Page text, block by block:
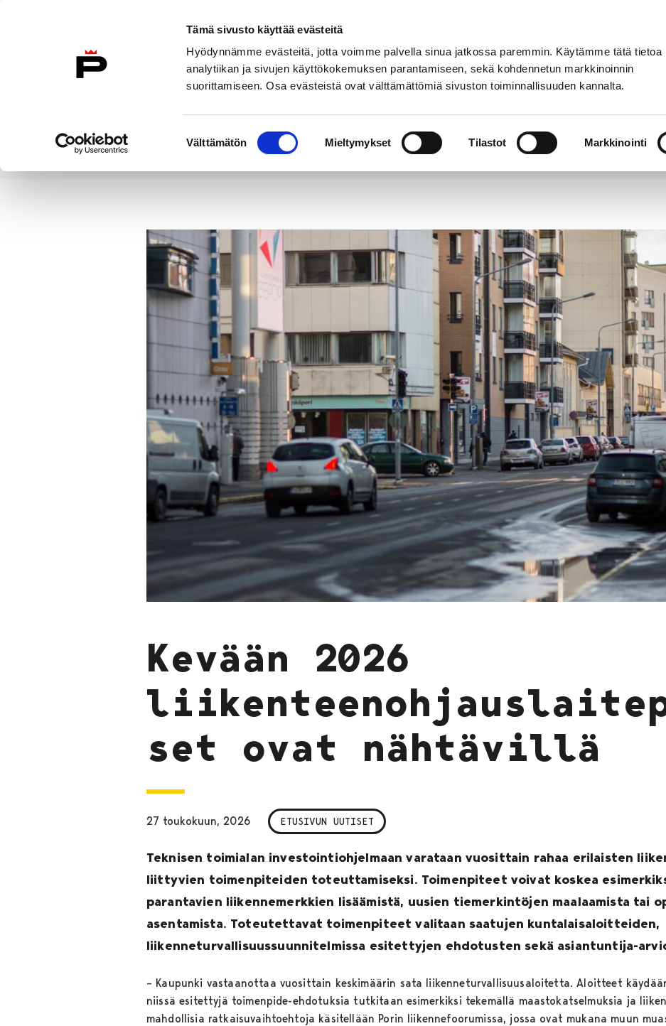
Tämä sivusto käyttää evästeitä
Hyödynnämme evästeitä, jotta voimme palvella sinua jatkossa paremmin. Käytämme tätä tietoa
analytiikan ja sivujen käyttökokemuksen parantamiseen, sekä kohdennetun markkinoinnin
suorittamiseen. Osa evästeistä ovat välttämättömiä sivuston toiminnallisuuden kannalta.
valinta
Välttämätön Mieltymykset Tilastot Markkinointi
Etusivulle
Etusivu
Kevään 2026
set ovat nähtävillä
27 toukokuun, 2026 ETUSIVUN UUTISET
Teknisen toimialan investointiohjelmaan varataan vuosittain rahaa erilaisten
liittyvien toimenpiteiden toteuttamiseksi. Toimenpiteet voivat koskea
parantavien liikennemerkkien lisäämistä, uusien tiemerkintöjen maalaamista tai
asentamista. Toteutettavat toimenpiteet valitaan saatujen kuntalaisaloitteiden,
liikenneturvallisuussuunnitelmissa esitettyjen ehdotusten sekä asiantuntija-
– Kaupunki vastaanottaa vuosittain keskimäärin sata liikenneturvallisuusaloitetta. Aloitteet
niissä esitettyjä toimenpide-ehdotuksia tutkitaan esimerkiksi tekemällä maastokatselmuksia ja
mahdollisia ratkaisuvaihtoehtoja käsitellään Porin liikennefoorumissa, jossa ovat mukana muun